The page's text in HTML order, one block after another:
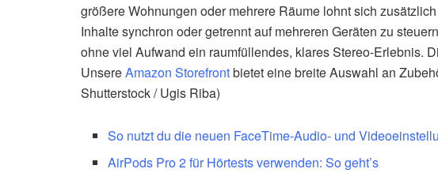
größere Wohnungen oder mehrere Räume lohnt sich
Inhalte synchron oder getrennt auf mehreren Geräten zu
ohne viel Aufwand ein raumfüllendes, klares Stereo-Erlebnis.
UnsereAmazon Storefrontbietet eine breite Auswahl an
Shutterstock / Ugis Riba)
So nutzt du die neuen FaceTime-Audio- und
AirPods Pro 2 für Hörtests verwenden: So geht’s